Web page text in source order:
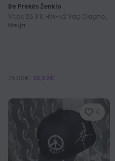
Be Prekės Ženklo
Nauja
25,00€ 26,92€
0